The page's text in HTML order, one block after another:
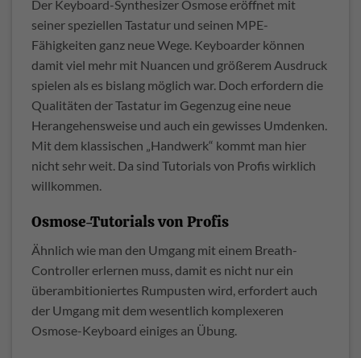
Der Keyboard-Synthesizer Osmose eröffnet mit
seiner speziellen Tastatur und seinen MPE-
Fähigkeiten ganz neue Wege. Keyboarder können
damit viel mehr mit Nuancen und größerem Ausdruck
spielen als es bislang möglich war. Doch erfordern die
Qualitäten der Tastatur im Gegenzug eine neue
Herangehensweise und auch ein gewisses Umdenken.
Mit dem klassischen „Handwerk“ kommt man hier
nicht sehr weit. Da sind Tutorials von Profis wirklich
willkommen.
Osmose-Tutorials von Profis
Ähnlich wie man den Umgang mit einem Breath-
Controller erlernen muss, damit es nicht nur ein
überambitioniertes Rumpusten wird, erfordert auch
der Umgang mit dem wesentlich komplexeren
Osmose-Keyboard einiges an Übung.